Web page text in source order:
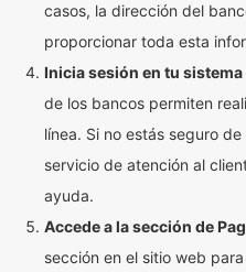
casos, la dirección del
proporcionar toda esta
Inicia sesión en tu sistema
de los bancos permiten
línea. Si no estás seguro
servicio de atención al
ayuda.
Accede a la sección de
sección en el sitio web